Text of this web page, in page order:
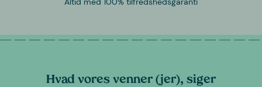
Hvad vores venner (jer), siger